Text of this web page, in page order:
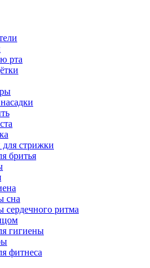
рта
стрижки
бритья
сна
ритма
гигиены
фитнеса